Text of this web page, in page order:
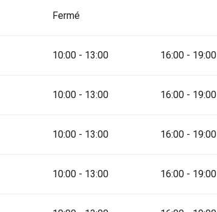
Fermé
10:00 - 13:00 16:00 - 19:00
10:00 - 13:00 16:00 - 19:00
10:00 - 13:00 16:00 - 19:00
10:00 - 13:00 16:00 - 19:00